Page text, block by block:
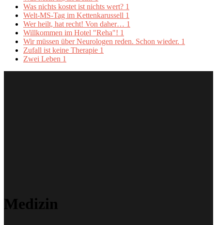
Was nichts kostet ist nichts wert? 1
Welt-MS-Tag im Kettenkarussell 1
Wer heilt, hat recht! Von daher… 1
Willkommen im Hotel "Reha"! 1
Wir müssen über Neurologen reden. Schon wieder. 1
Zufall ist keine Therapie 1
Zwei Leben 1
Medizin